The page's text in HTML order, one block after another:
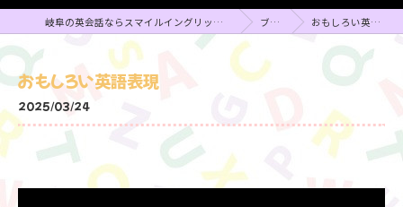
岐阜の英会話ならスマイルイングリッシュセンター ブログ おもしろい英語表現
おもしろい英語表現
2025/03/24